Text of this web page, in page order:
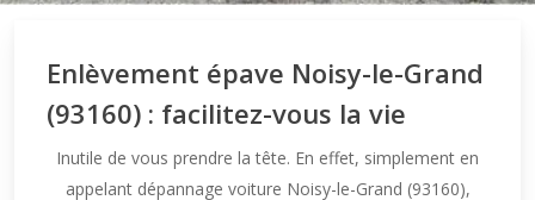
Enlèvement épave Noisy-le-Grand
(93160) : facilitez-vous la vie
Inutile de vous prendre la tête. En effet, simplement en
appelant dépannage voiture Noisy-le-Grand (93160),